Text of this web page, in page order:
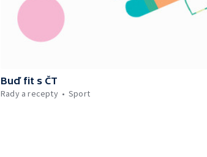
Buď fit s ČT
Rady a recepty
Sport